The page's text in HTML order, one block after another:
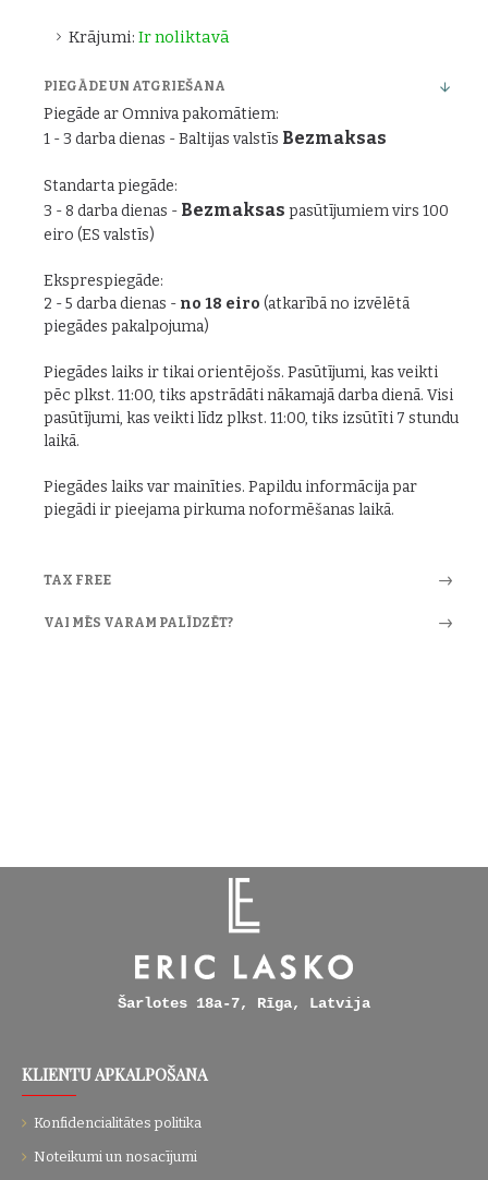
Krājumi: Ir noliktavā
PIEGĀDE UN ATGRIEŠANA
Piegāde ar Omniva pakomātiem:
1 - 3 darba dienas - Baltijas valstīs Bezmaksas
Standarta piegāde:
3 - 8 darba dienas - Bezmaksas pasūtījumiem virs 100
eiro (ES valstīs)
Eksprespiegāde:
2 - 5 darba dienas - no 18 eiro (atkarībā no izvēlētā
piegādes pakalpojuma)
Piegādes laiks ir tikai orientējošs. Pasūtījumi, kas veikti
pēc plkst. 11:00, tiks apstrādāti nākamajā darba dienā. Visi
pasūtījumi, kas veikti līdz plkst. 11:00, tiks izsūtīti 7 stundu
laikā.
Piegādes laiks var mainīties. Papildu informācija par
piegādi ir pieejama pirkuma noformēšanas laikā.
TAX FREE
VAI MĒS VARAM PALĪDZĒT?
Šarlotes 18a-7, Rīga, Latvija
KLIENTU APKALPOŠANA
Konfidencialitātes politika
Noteikumi un nosacījumi